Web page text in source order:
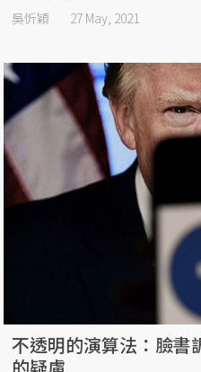
吳忻穎 27 May, 2021
不透明的演算法：臉書